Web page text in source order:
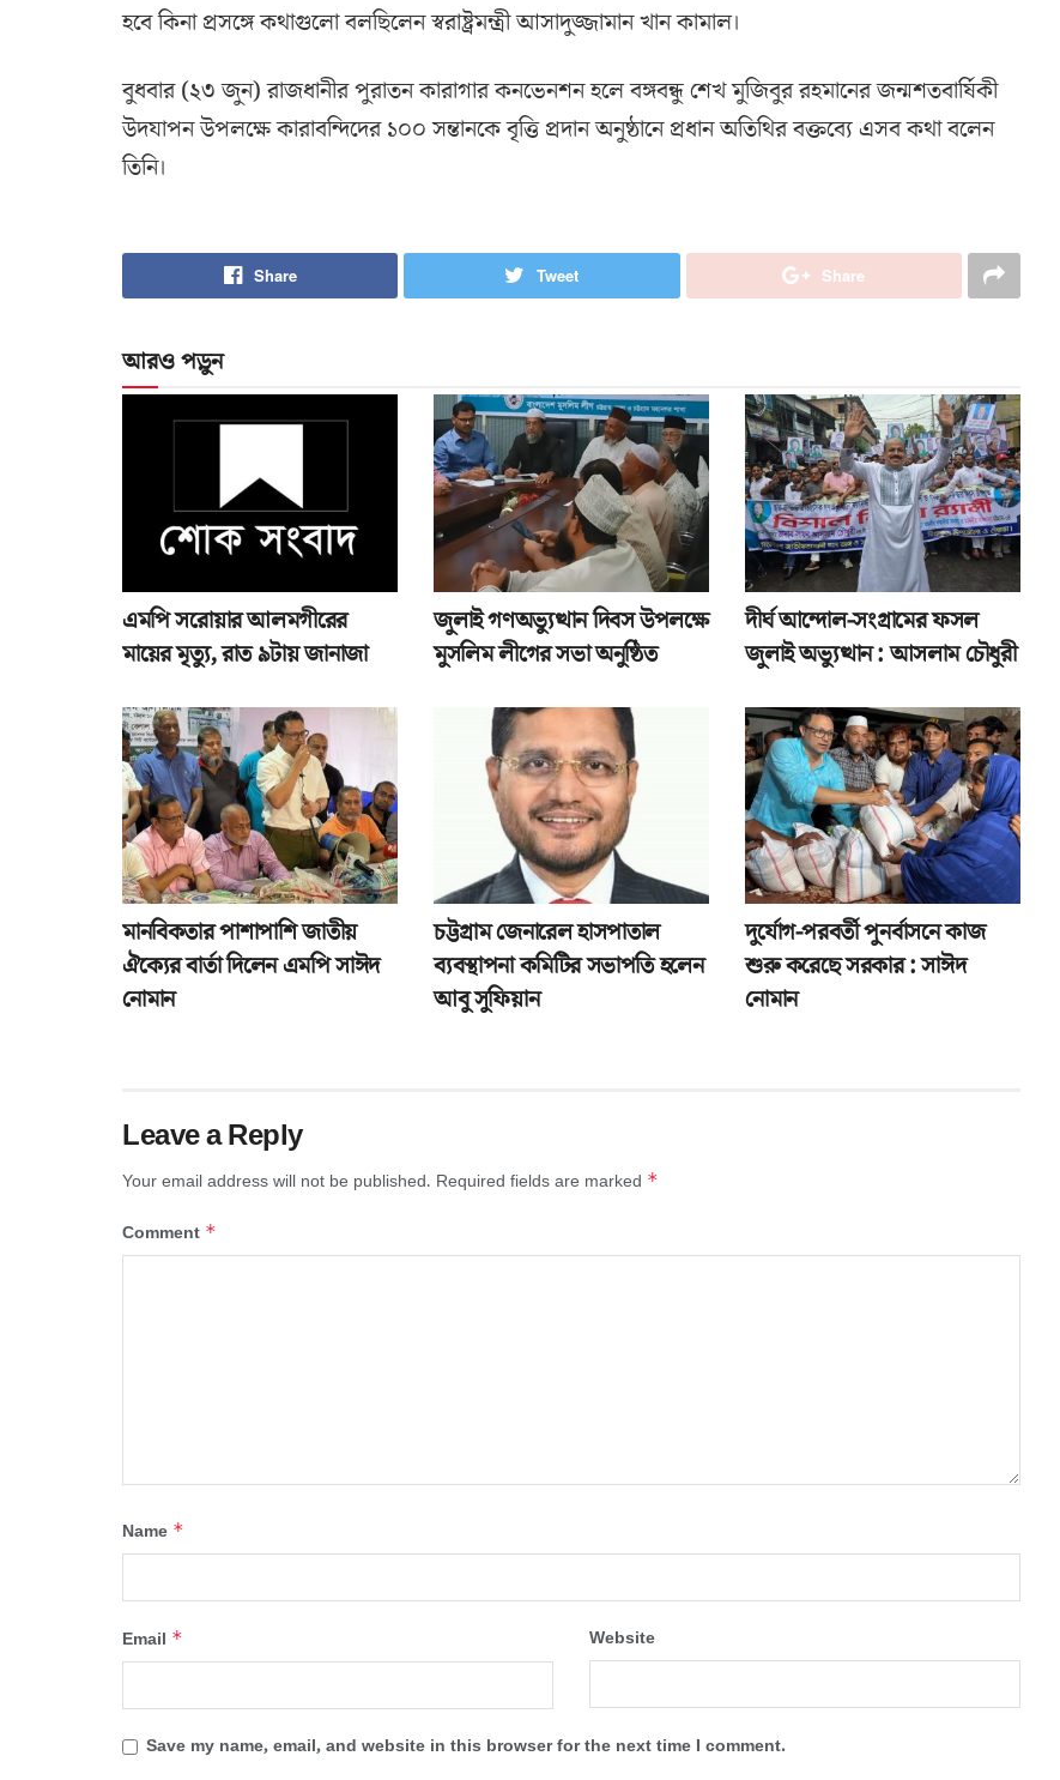
হবে কিনা প্রসঙ্গে কথাগুলো বলছিলেন স্বরাষ্ট্রমন্ত্রী আসাদুজ্জামান খান কামাল।
বুধবার (২৩ জুন) রাজধানীর পুরাতন কারাগার কনভেনশন হলে বঙ্গবন্ধু শেখ মুজিবুর রহমানের জন্মশতবার্ষিকী
উদযাপন উপলক্ষে কারাবন্দিদের ১০০ সন্তানকে বৃত্তি প্রদান অনুষ্ঠানে প্রধান অতিথির বক্তব্যে এসব কথা বলেন
তিনি।
Share Tweet Share
আরও পড়ুন
এমপি সরোয়ার আলমগীরের
মায়ের মৃত্যু, রাত ৯টায় জানাজা
জুলাই গণঅভ্যুত্থান দিবস উপলক্ষে
মুসলিম লীগের সভা অনুষ্ঠিত
দীর্ঘ আন্দোল-সংগ্রামের ফসল
জুলাই অভ্যুত্থান : আসলাম চৌধুরী
মানবিকতার পাশাপাশি জাতীয়
ঐক্যের বার্তা দিলেন এমপি সাঈদ
নোমান
চট্টগ্রাম জেনারেল হাসপাতাল
ব্যবস্থাপনা কমিটির সভাপতি হলেন
আবু সুফিয়ান
দুর্যোগ-পরবর্তী পুনর্বাসনে কাজ
শুরু করেছে সরকার : সাঈদ
নোমান
Leave a Reply
Your email address will not be published. Required fields are marked *
Comment *
Name *
Email * Website
Save my name, email, and website in this browser for the next time I comment.